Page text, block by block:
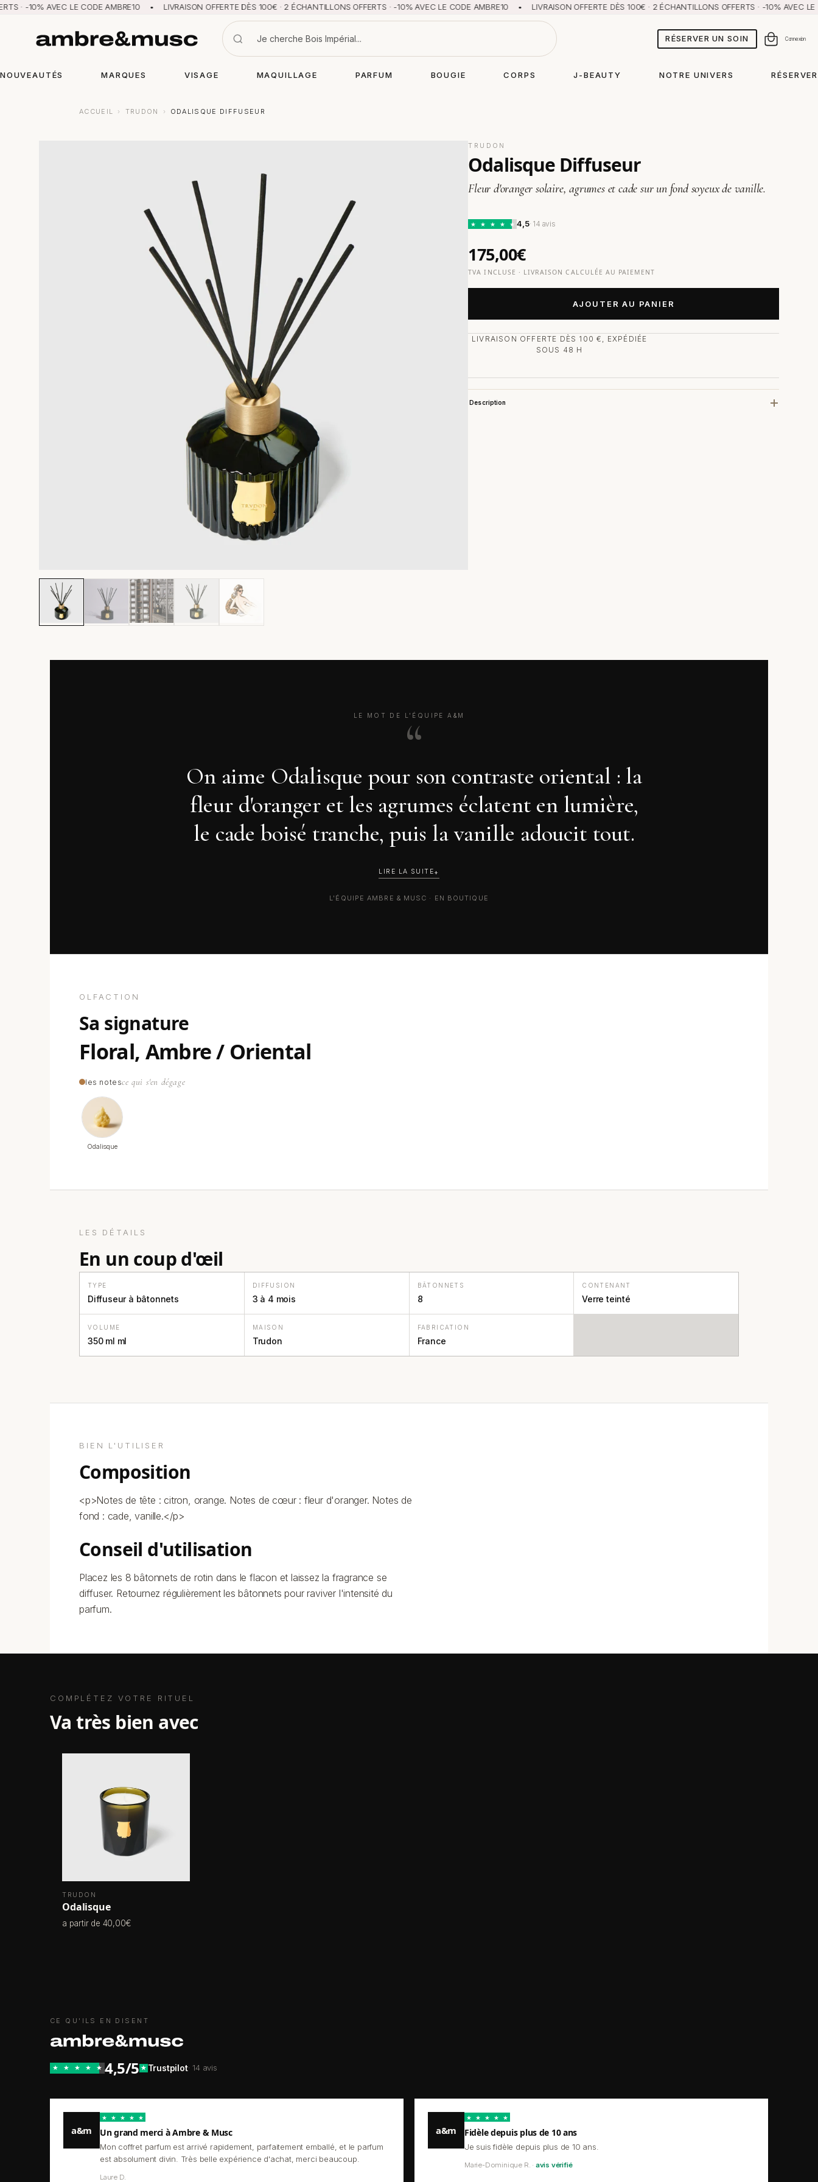
LE CODE AMBRE10 • LIVRAISON OFFERTE DÈS 100€ · 2 ÉCHANTILLONS OFFERTS · -10% AVEC LE CODE AMBRE10 • LIVRAISON OFFERTE DÈS 100€ · 2 ÉCHANTILLONS OFFERTS · -10% AVEC LE
RÉSERVER UN SOIN Panier Connexion
NOUVEAUTÉS MARQUES VISAGE MAQUILLAGE PARFUM BOUGIE CORPS J-BEAUTY NOTRE UNIVERS RÉSERVER
ACCUEIL › TRUDON › ODALISQUE DIFFUSEUR
TRUDON
Odalisque Diffuseur
Fleur d'oranger solaire, agrumes et cade sur un fond soyeux de vanille.
★ ★ ★ ★ ★ 4,5· 14 avis
175,00€
TVA INCLUSE · LIVRAISON CALCULÉE AU PAIEMENT
AJOUTER AU PANIER
LIVRAISON OFFERTE DÈS 100 €, EXPÉDIÉE
SOUS 48 H
Description
LE MOT DE L'ÉQUIPE A&M
On aime Odalisque pour son contraste oriental : la
fleur d'oranger et les agrumes éclatent en lumière,
le cade boisé tranche, puis la vanille adoucit tout.
LIRE LA SUITE
L'ÉQUIPE AMBRE & MUSC · EN BOUTIQUE
OLFACTION
sa signature
Floral, Ambre / Oriental
les notesce qui s'en dégage
Odalisque
LES DÉTAILS
en un coup d'œil
TYPE
Diffuseur à bâtonnets
DIFFUSION
3 à 4 mois
BÂTONNETS
8
CONTENANT
Verre teinté
VOLUME
350 ml ml
MAISON
Trudon
FABRICATION
France
BIEN L'UTILISER
composition
<p>Notes de tête : citron, orange. Notes de cœur : fleur d'oranger. Notes de
fond : cade, vanille.</p>
conseil d'utilisation
Placez les 8 bâtonnets de rotin dans le flacon et laissez la fragrance se
diffuser. Retournez régulièrement les bâtonnets pour raviver l'intensité du
parfum.
COMPLÉTEZ VOTRE RITUEL
va très bien avec
TRUDON
Odalisque
a partir de 40,00€
CE QU'ILS EN DISENT
★ ★ ★ ★ ★ 4,5/5 ★ Trustpilot· 14 avis
a&m
★ ★ ★ ★ ★
Un grand merci à Ambre & Musc
Mon coffret parfum est arrivé rapidement, parfaitement emballé, et le parfum
est absolument divin. Très belle expérience d'achat, merci beaucoup.
Laure D.
a&m
★ ★ ★ ★ ★
Fidèle depuis plus de 10 ans
Je suis fidèle depuis plus de 10 ans.
Marie-Dominique R. · avis vérifié